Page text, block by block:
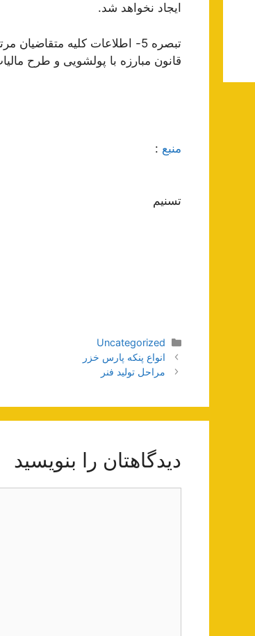
ایجاد نخواهد شد.
قانون مبارزه با پولشویی و طرح
منبع :
تسنیم
دسته‌ها
Uncategorized
ناوبری
نوشته‌ها
انواع پنکه پارس خزر
مراحل تولید فنر
دیدگاهتان را بنویسید